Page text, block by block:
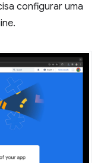
configurar uma